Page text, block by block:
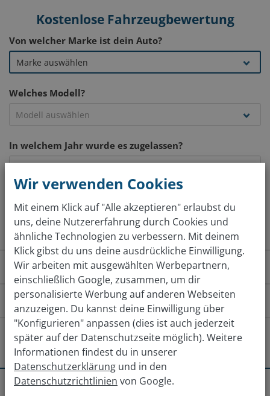
Kostenlose Fahrzeugbewertung
Von welcher Marke ist dein Auto?
Welches Modell?
In welchem Jahr wurde es zugelassen?
Jetzt kostenlos bewerten
Wie funktioniert das?
Erhalte deinen endgültigen Verkaufspreis
Wie komme ich zu der Filiale?
Von Nordosten über B51 Von
Auf der B51 von Wermelskirchen kommend in Richtung
Köln fahren.
Gibt es andere Filialen in der Nähe?
Köln-Longerich
Wir verwenden Cookies
Mit einem Klick auf "Alle akzeptieren" erlaubst du
uns, deine Nutzererfahrung durch Cookies und
ähnliche Technologien zu verbessern. Mit deinem
Klick gibst du uns deine ausdrückliche Einwilligung.
Wir arbeiten mit ausgewählten Werbepartnern,
einschließlich Google, zusammen, um dir
personalisierte Werbung auf anderen Webseiten
anzuzeigen. Du kannst deine Einwilligung über
"Konfigurieren" anpassen (dies ist auch jederzeit
später auf der Datenschutzseite möglich). Weitere
Informationen findest du in unserer
Datenschutzerklärung und in den
Datenschutzrichtlinien von Google.